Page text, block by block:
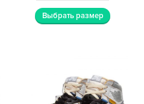
Выбрать размер